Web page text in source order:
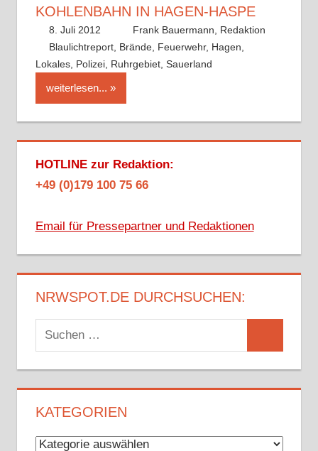
KOHLENBAHN IN HAGEN-HASPE
8. Juli 2012
Frank Bauermann, Redaktion
Blaulichtreport Brände Feuerwehr, Hagen
Lokales, Polizei, Ruhrgebiet, Sauerland
weiterlesen...
HOTLINE zur Redaktion:
+49 (0)179 100 75 66
Email für Pressepartner und Redaktionen
NRWSPOT.DE DURCHSUCHEN:
Suchen
nach:
KATEGORIEN
Kategorien